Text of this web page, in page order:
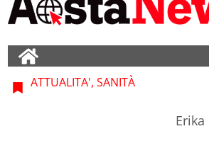
ATTUALITA', SANITÀ
Erika